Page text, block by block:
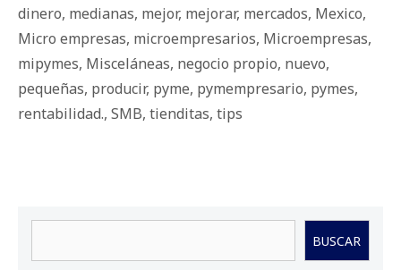
dinero, medianas, mejor, mejorar, mercados, Mexico,
Micro empresas, microempresarios, Microempresas,
mipymes, Misceláneas, negocio propio, nuevo,
pequeñas, producir, pyme, pymempresario, pymes,
rentabilidad., SMB, tienditas, tips
BUSCAR